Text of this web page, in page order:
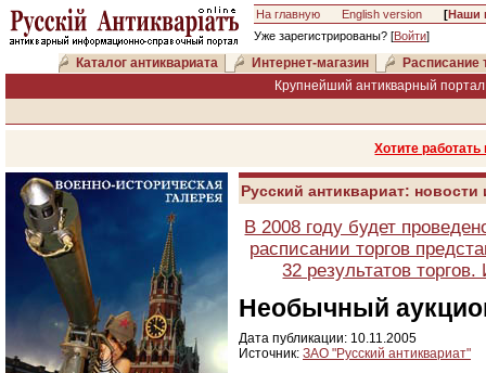
На главную English version [Наши
Уже зарегистрированы? [Войти]
Каталог антиквариата Интернет-магазин
Расписание
Крупнейший антикварный
Хотите
Русский антиквариат:
В 2008 году будет
расписании торгов
32 результатов
Необычный
Дата публикации: 10.11.2005
Источник: ЗАО "Русский антиквариат"